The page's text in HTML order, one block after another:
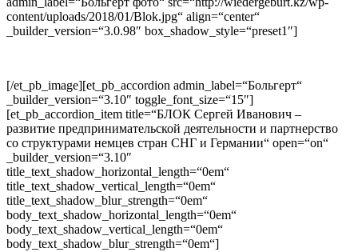
content/uploads/2018/01/Blok.jpg“ align=“center“
_builder_version=“3.0.98″ box_shadow_style=“preset1″]
[/et_pb_image][et_pb_accordion admin_label=“Больгерт“
_builder_version=“3.10″ toggle_font_size=“15″]
[et_pb_accordion_item title=“БЛОК Сергей Иванович –
развитие предпринимательской деятельности и партнерство
со структурами немцев стран СНГ и Германии“ open=“on“
_builder_version=“3.10″
title_text_shadow_horizontal_length=“0em“
title_text_shadow_vertical_length=“0em“
title_text_shadow_blur_strength=“0em“
body_text_shadow_horizontal_length=“0em“
body_text_shadow_vertical_length=“0em“
body_text_shadow_blur_strength=“0em“]